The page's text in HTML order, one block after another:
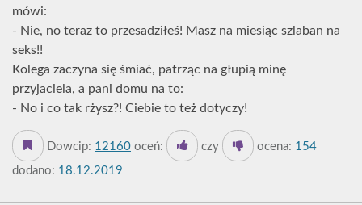
mówi:
- Nie, no teraz to przesadziłeś! Masz na miesiąc szlaban na
seks!!
Kolega zaczyna się śmiać, patrząc na głupią minę
przyjaciela, a pani domu na to:
- No i co tak rżysz?! Ciebie to też dotyczy!
Dowcip: 12160 oceń: czy ocena: 154
dodano: 18.12.2019